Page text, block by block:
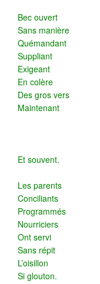
Bec ouvert
Sans manière
Quémandant
Suppliant
Exigeant
En colère
Des gros vers
Maintenant
Et souvent.
Les parents
Conciliants
Programmés
Nourriciers
Ont servi
Sans répit
L’oisillon
Si glouton.